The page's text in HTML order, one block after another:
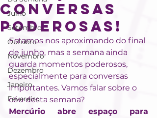
Julho
Setembro
Outubro
Novembro
Dezembro
Janeiro
Fevereiro
Conversas
Poderosas!
Estamos nos aproximando do final
de junho, mas a semana ainda
guarda momentos poderosos,
especialmente para conversas
importantes. Vamos falar sobre o
céu desta semana?
Mercúrio abre espaço para